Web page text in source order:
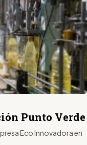
Punto Verde
Eco Innovadora en